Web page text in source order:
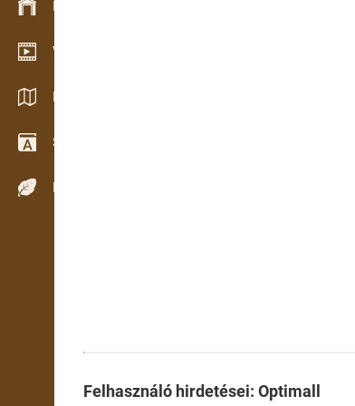
Készlet kezelés
Video bemutatóterem
Katalógusok / Prospektusok
Szótár
Fafajok
Felhasználó hirdetései: Optimall